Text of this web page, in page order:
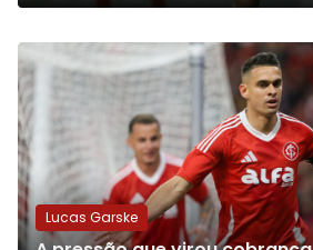
Lucas Garske